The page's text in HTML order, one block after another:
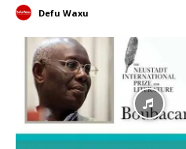
Defu Waxu